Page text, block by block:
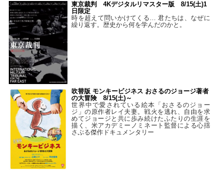
東京裁判 4Kデジタルリマスター版 8/15(土)1
日限定
時を超えて問いかけてくる… 君たちは、なぜに
繰り返す。歴史から何を学んだのかと。
吹替版 モンキービジネス おさるのジョージ著者
の大冒険 8/15(土)～
世界中で愛されている絵本「おさるのジョー
ジ」の原作者レイ夫妻。戦火を逃れ、自由を求
めてジョージと共に歩み続けたふたりの生涯を
描く、米アカデミーノミネート監督による心揺
さぶる傑作ドキュメンタリー